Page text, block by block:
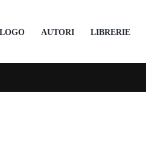
AUTORI LIBRERIE